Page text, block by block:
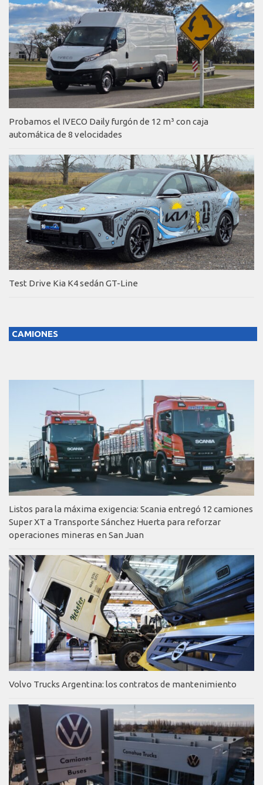
Probamos el IVECO Daily furgón de 12 m³ con caja
automática de 8 velocidades
Test Drive Kia K4 sedán GT-Line
CAMIONES
Listos para la máxima exigencia: Scania entregó 12 camiones
Super XT a Transporte Sánchez Huerta para reforzar
operaciones mineras en San Juan
Volvo Trucks Argentina: los contratos de mantenimiento